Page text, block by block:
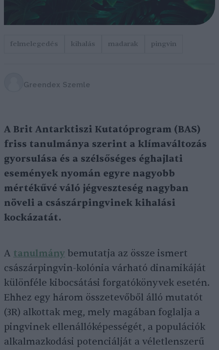
felmelegedés kihalás madarak pingvin
Greendex Szemle
A Brit Antarktiszi Kutatóprogram (BAS)
friss tanulmánya szerint a klímaváltozás
gyorsulása és a szélsőséges éghajlati
események nyomán egyre nagyobb
mértékűvé váló jégveszteség nagyban
növeli a császárpingvinek kihalási
kockázatát.
A tanulmány bemutatja az össze ismert
császárpingvin-kolónia várható dinamikáját
különféle kibocsátási forgatókönyvek esetén.
Ehhez egy három összetevőből álló mutatót
(3R) alkottak meg, mely magában foglalja a
pingvinek ellenállóképességét, a populációk
alkalmazkodási potenciálját a véletlenszerű